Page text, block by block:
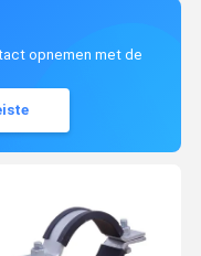
opnemen met de